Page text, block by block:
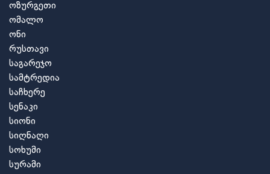
ოზურგეთი
ომალო
ონი
რუსთავი
საგარეჯო
სამტრედია
საჩხერე
სენაკი
სიონი
სიღნაღი
სოხუმი
სურამი